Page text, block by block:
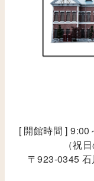
[ 開館時間 ]
（祝
〒923-0345